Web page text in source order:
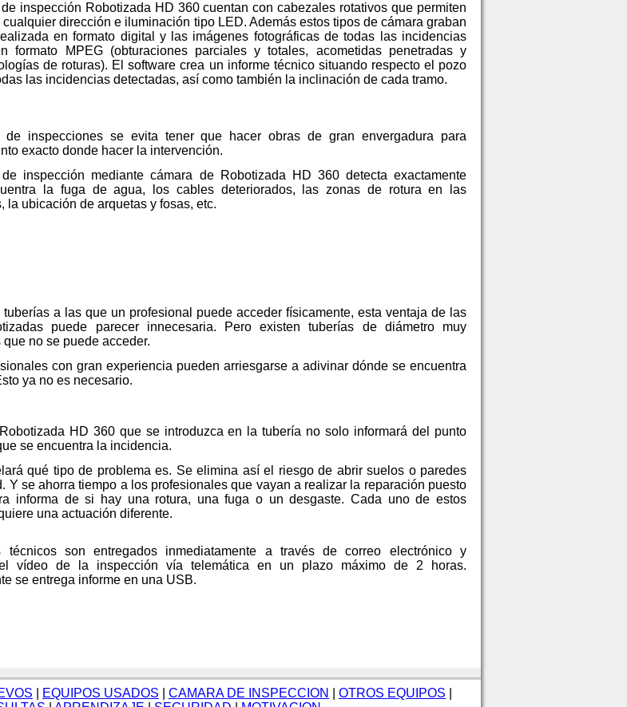
de inspección Robotizada HD 360 cuentan con cabezales rotativos que permiten
dirección e iluminación tipo LED. Además estos tipos de cámara graban
en formato digital y las imágenes fotográficas de todas las incidencias
formato MPEG (obturaciones parciales y totales, acometidas penetradas y
de roturas). El software crea un informe técnico situando respecto el pozo
las incidencias detectadas, así como también la inclinación de cada tramo.
inspecciones se evita tener que hacer obras de gran envergadura para
exacto donde hacer la intervención.
inspección mediante cámara de Robotizada HD 360 detecta exactamente
la fuga de agua, los cables deteriorados, las zonas de rotura en las
la ubicación de arquetas y fosas, etc.
tuberías a las que un profesional puede acceder físicamente, esta ventaja de las
puede parecer innecesaria. Pero existen tuberías de diámetro muy
no se puede acceder.
con gran experiencia pueden arriesgarse a adivinar dónde se encuentra
ya no es necesario.
HD 360 que se introduzca en la tubería no solo informará del punto
se encuentra la incidencia.
qué tipo de problema es. Se elimina así el riesgo de abrir suelos o paredes
Y se ahorra tiempo a los profesionales que vayan a realizar la reparación puesto
informa de si hay una rotura, una fuga o un desgaste. Cada uno de estos
una actuación diferente.
técnicos son entregados inmediatamente a través de correo electrónico y
el vídeo de la inspección vía telemática en un plazo máximo de 2 horas.
se entrega informe en una USB.
EQUIPOS USADOS CAMARA DE INSPECCION OTROS EQUIPOS